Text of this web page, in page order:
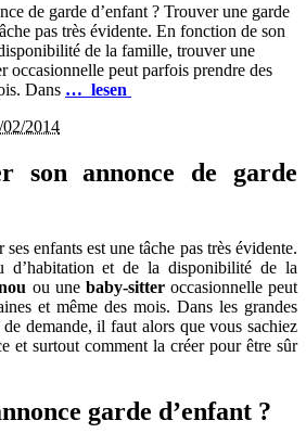
de garde d’enfant ? Trouver une garde
pas très évidente. En fonction de son
de la famille, trouver une
occasionnelle peut parfois prendre des
Dans … lesen
02/2014
son annonce de garde
ses enfants est une tâche pas très évidente.
et de la disponibilité de la
ou une baby-sitteroccasionnelle peut
et même des mois. Dans les grandes
demande, il faut alors que vous sachiez
et surtout comment la créer pour être sûr
garde d’enfant ?